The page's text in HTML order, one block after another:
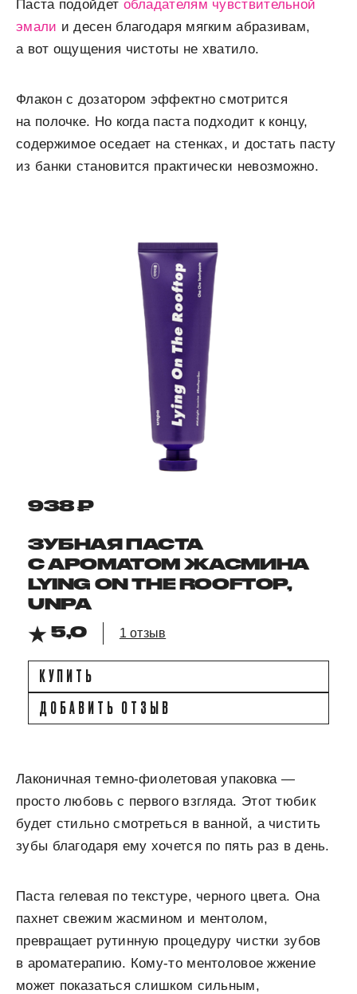
Паста подойдет обладателям чувствительной
эмали и десен благодаря мягким абразивам,
а вот ощущения чистоты не хватило.
Флакон с дозатором эффектно смотрится
на полочке. Но когда паста подходит к концу,
содержимое оседает на стенках, и достать пасту
из банки становится практически невозможно.
938 ₽
ЗУБНАЯ ПАСТА
С АРОМАТОМ ЖАСМИНА
LYING ON THE ROOFTOP,
UNPA
5,0
1 отзыв
КУПИТЬ
ДОБАВИТЬ ОТЗЫВ
Лаконичная темно-фиолетовая упаковка —
просто любовь с первого взгляда. Этот тюбик
будет стильно смотреться в ванной, а чистить
зубы благодаря ему хочется по пять раз в день.
Паста гелевая по текстуре, черного цвета. Она
пахнет свежим жасмином и ментолом,
превращает рутинную процедуру чистки зубов
в ароматерапию. Кому-то ментоловое жжение
может показаться слишком сильным,